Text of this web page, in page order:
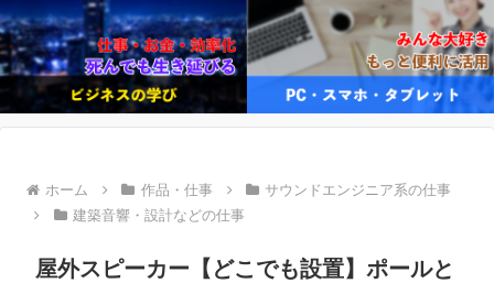
ホーム 作品・仕事
サウンドエンジニア系の仕事
建築音響・設計などの仕事
屋外スピーカー【どこでも設置】ポールと